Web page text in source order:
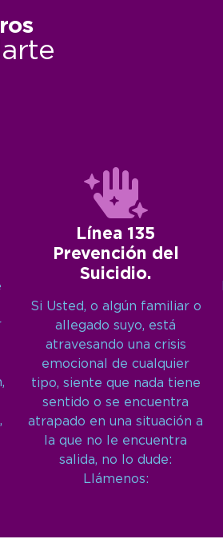
Línea 135
Prevención del
Suicidio.
Si Usted, o algún familiar o
allegado suyo, está
atravesando una crisis
emocional de cualquier
tipo, siente que nada tiene
sentido o se encuentra
atrapado en una situación a
la que no le encuentra
salida, no lo dude:
Llámenos: